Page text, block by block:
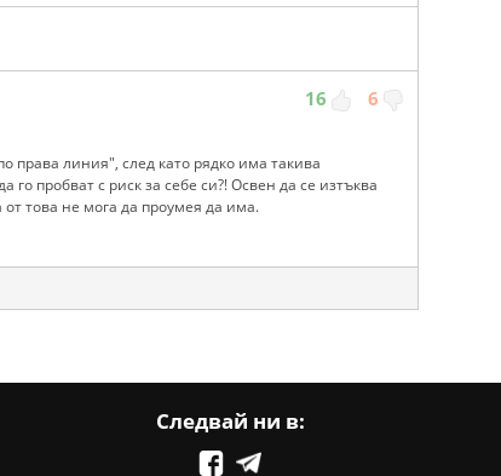
16 6
права линия", след като рядко има такива
го пробват с риск за себе си?! Освен да се изтъква
от това не мога да проумея да има.
Следвай ни в: